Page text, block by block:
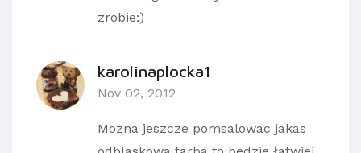
zrobie:)
karolinaplocka1
Nov 02, 2012
Mozna jeszcze pomsalowac jakas